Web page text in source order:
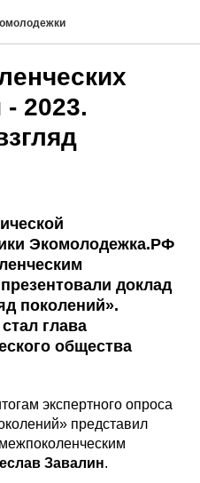
2023.
Экомолодежка.РФ
доклад
поколений».
глава
общества
экспертного опроса
представил
Завалин.